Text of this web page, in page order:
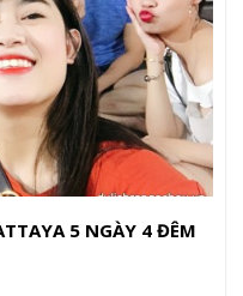
5 NGÀY 4 ĐÊM